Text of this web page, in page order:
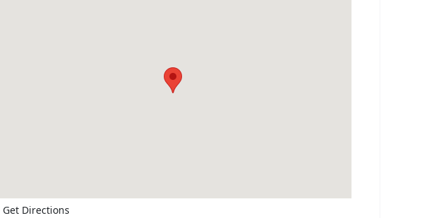
Get Directions